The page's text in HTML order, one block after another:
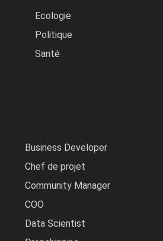
Ecologie
Politique
Santé
Business Developer
Chef de projet
Community Manager
COO
Data Scientist